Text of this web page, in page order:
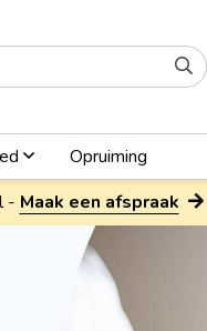
Opruiming
- Maak een afspraak